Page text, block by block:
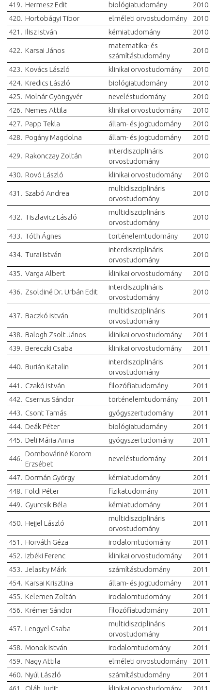
419. Hermesz Edit biológiatudomány
2010
420. Hortobágyi Tibor elméleti orvostudomány
2010
421. Ilisz István kémiatudomány 2010
422. Karsai János
matematika- és
számítástudomány
2010
423. Kovács László klinikai orvostudomány
2010
424. Kredics László biológiatudomány
2010
425. Molnár Gyöngyvér neveléstudomány
2010
426. Nemes Attila klinikai orvostudomány
2010
427. Papp Tekla állam- és jogtudomány
2010
428. Pogány Magdolna állam- és jogtudomány 2010
429. Rakonczay Zoltán
interdiszciplináris
orvostudomány
2010
430. Rovó László klinikai orvostudomány 2010
431. Szabó Andrea
multidiszciplináris
orvostudomány
2010
432. Tiszlavicz László
multidiszciplináris
orvostudomány
2010
433. Tóth Ágnes történelemtudomány 2010
434. Turai István
interdiszciplináris
orvostudomány
2010
435. Varga Albert klinikai orvostudomány 2010
436. Zsoldiné Dr. Urbán Edit
interdiszciplináris
orvostudomány
2010
437. Baczkó István
multidiszciplináris
orvostudomány
2011
438. Balogh Zsolt János klinikai orvostudomány
2011
439. Bereczki Csaba klinikai orvostudomány 2011
440. Burián Katalin
interdiszciplináris
orvostudomány
2011
441. Czakó István filozófiatudomány
2011
442. Csernus Sándor történelemtudomány
2011
443. Csont Tamás gyógyszertudomány
2011
444. Deák Péter biológiatudomány
2011
445. Deli Mária Anna gyógyszertudomány 2011
446.
Dombováriné Korom
Erzsébet
neveléstudomány 2011
447. Dormán György kémiatudomány
2011
448. Földi Péter fizikatudomány
2011
449. Gyurcsik Béla kémiatudomány 2011
450. Hejjel László
multidiszciplináris
orvostudomány
2011
451. Horváth Géza irodalomtudomány
2011
452. Izbéki Ferenc klinikai orvostudomány
2011
453. Jelasity Márk számítástudomány
2011
454. Karsai Krisztina állam- és jogtudomány
2011
455. Kelemen Zoltán irodalomtudomány
2011
456. Krémer Sándor filozófiatudomány 2011
457. Lengyel Csaba
multidiszciplináris
orvostudomány
2011
458. Monok István irodalomtudomány
2011
459. Nagy Attila elméleti orvostudomány
2011
460. Nyúl László számítástudomány
2011
461.
Oláh Judit klinikai orvostudomány 2011